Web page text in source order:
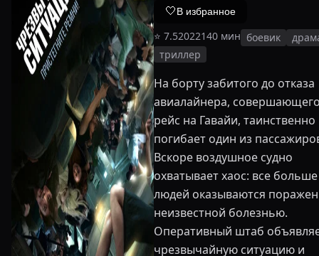
🤍В избранное
⭐ 7.52022140 мин боевик
триллер
На борту забитого до отказа
авиалайнера,
рейс на Гавайи, таинственно
погибает один из
Вскоре воздушное судно
охватывает хаос: все больше
людей оказываются
неизвестной болезнью.
Оперативный штаб
чрезвычайную ситуацию и